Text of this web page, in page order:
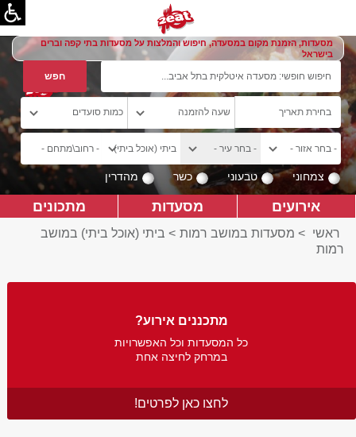
מסעדות, הזמנת מקום במסעדה, חיפוש והמלצות על מסעדות בתי קפה וברים
בישראל
צמחוני טבעוני כשר מהדרין
אירועים מסעדות מתכונים
ראשי > מסעדות במושב רמות > ביתי (אוכל ביתי) במושב
רמות
מתכננים אירוע?
כל המסעדות וכל האפשרויות
במרחק לחיצה אחת
לחצו כאן לפרטים!